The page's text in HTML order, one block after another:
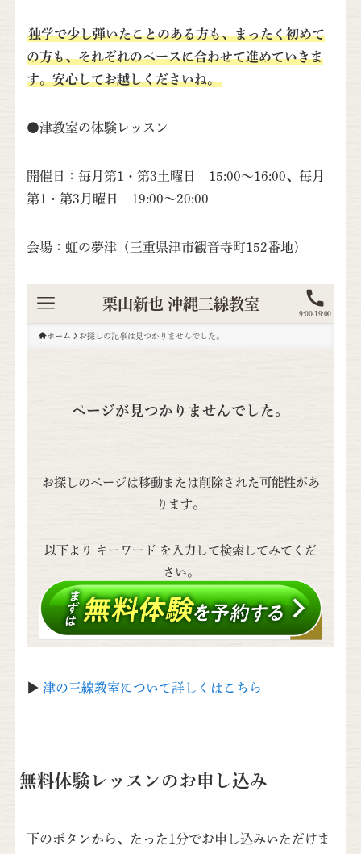
独学で少し弾いたことのある方も、まったく初めて
の方も、それぞれのペースに合わせて進めていきま
す。安心してお越しくださいね。
●津教室の体験レッスン
開催日：毎月第1・第3土曜日 15:00〜16:00、毎月
第1・第3月曜日 19:00〜20:00
会場：虹の夢津（三重県津市観音寺町152番地）
▶ 津の三線教室について詳しくはこちら
無料体験レッスンのお申し込み
下のボタンから、たった1分でお申し込みいただけま